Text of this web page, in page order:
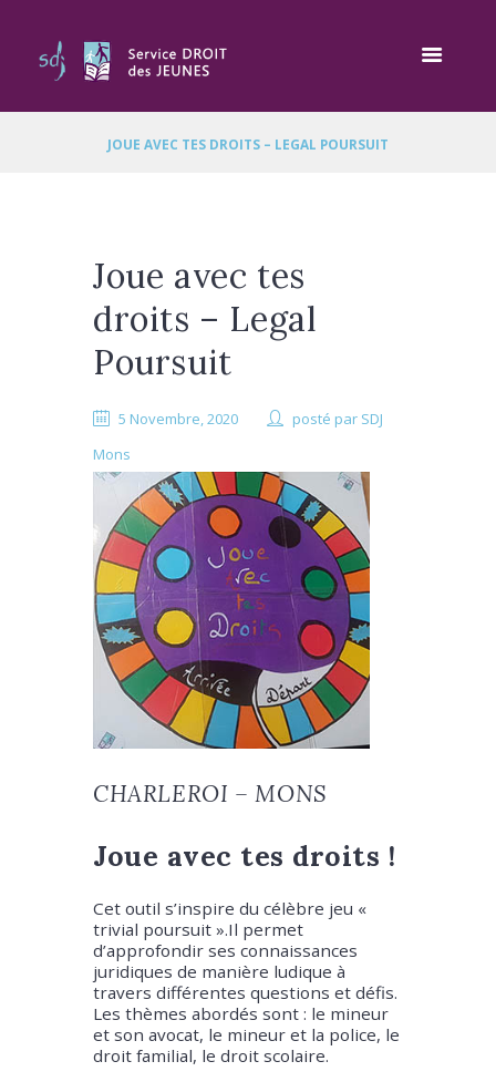
JOUE AVEC TES DROITS – LEGAL POURSUIT
Joue avec tes
droits – Legal
Poursuit
5 Novembre, 2020 posté par SDJ
Mons
CHARLEROI – MONS
Joue avec tes droits !
Cet outil s’inspire du célèbre jeu «
trivial poursuit ».Il permet
d’approfondir ses connaissances
juridiques de manière ludique à
travers différentes questions et défis.
Les thèmes abordés sont : le mineur
et son avocat, le mineur et la police, le
droit familial, le droit scolaire.